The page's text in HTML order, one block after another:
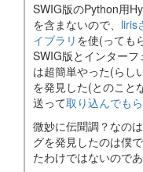
SWIG版のPython用
を含まないので、 liris
イブラリ を使(っても
SWIG版とインター
は超簡単やった(らし
を発見した(とのこと
送って取り込んでも
微妙に伝聞調？なの
グを発見したのは僕
たわけではないので